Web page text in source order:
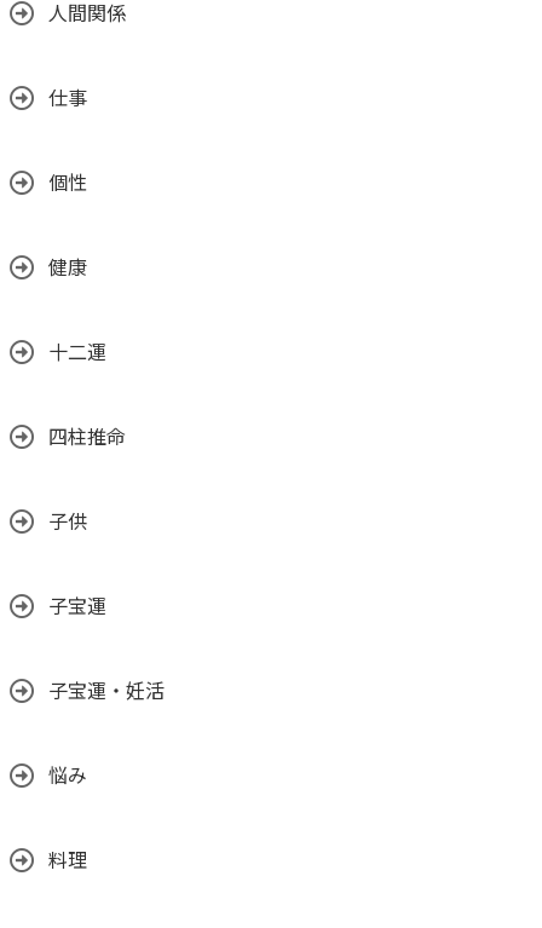
人間関係
仕事
個性
健康
十二運
四柱推命
子供
子宝運
子宝運・妊活
悩み
料理